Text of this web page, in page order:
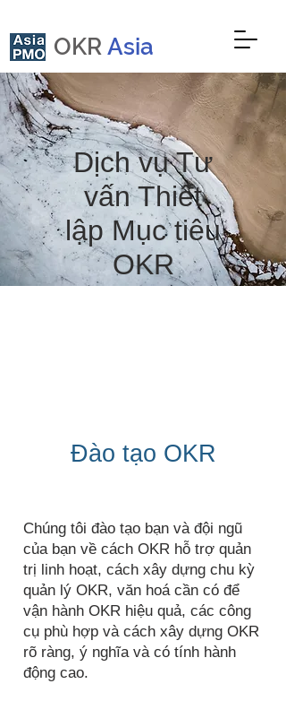
OKR Asia
Dịch vụ Tư
vấn Thiết
lập Mục tiêu
OKR
Đào tạo OKR
Chúng tôi đào tạo bạn và đội ngũ
của bạn về cách OKR hỗ trợ quản
trị linh hoạt, cách xây dựng chu kỳ
quản lý OKR, văn hoá cần có để
vận hành OKR hiệu quả, các công
cụ phù hợp và cách xây dựng OKR
rõ ràng, ý nghĩa và có tính hành
động cao.